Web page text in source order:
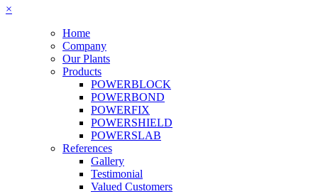
×
Home
Company
Our Plants
Products
POWERBLOCK
POWERBOND
POWERFIX
POWERSHIELD
POWERSLAB
References
Gallery
Testimonial
Valued Customers